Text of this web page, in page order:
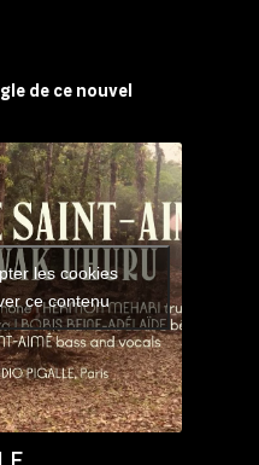
de ce nouvel
les cookies
ce contenu